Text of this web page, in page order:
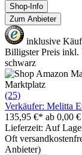
Shop-Info
Zum Anbieter
inklusive
Billigster Preis inkl.
schwarz
Marktplatz
(25)
Verkäufer: Melitta
135,95 €* ab 0,00
Lieferzeit: Auf
Oft
Anbieter)